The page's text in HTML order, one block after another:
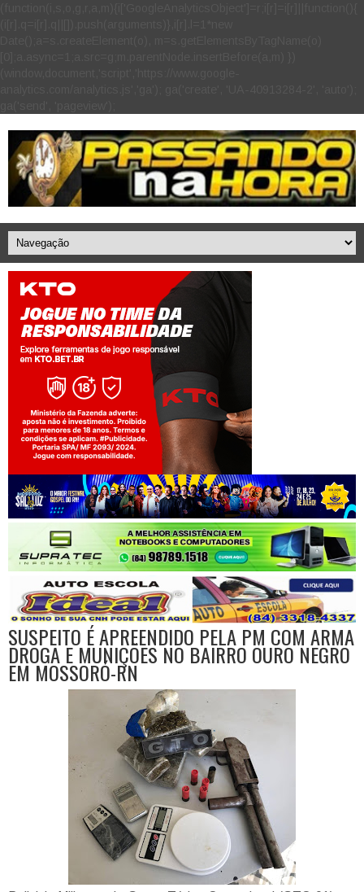
Jogue com responsabilidade. 18+
SUSPEITO É APREENDIDO PELA PM COM ARMA
DROGA E MUNIÇÕES NO BAIRRO OURO NEGRO
EM MOSSORÓ-RN